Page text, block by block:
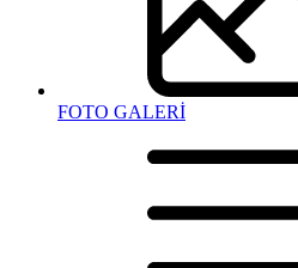
FOTO GALERİ